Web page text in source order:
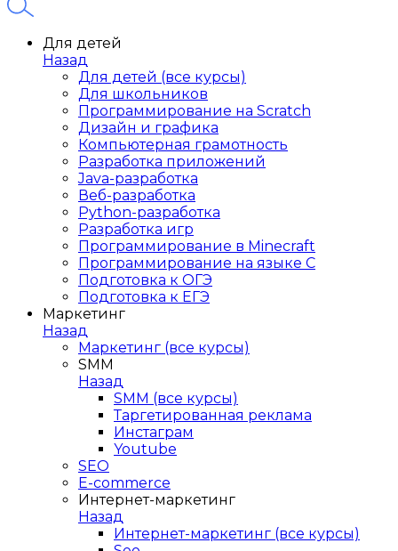
Для детей
Назад
Для детей (все курсы)
Для школьников
Программирование на Scratch
Дизайн и графика
Компьютерная грамотность
Разработка приложений
Java-разработка
Веб-разработка
Python-разработка
Разработка игр
Программирование в Minecraft
Программирование на языке C
Подготовка к ОГЭ
Подготовка к ЕГЭ
Маркетинг
Назад
Маркетинг (все курсы)
SMM
Назад
SMM (все курсы)
Таргетированная реклама
Инстаграм
Youtube
SEO
E-сommerce
Интернет-маркетинг
Назад
Интернет-маркетинг (все курсы)